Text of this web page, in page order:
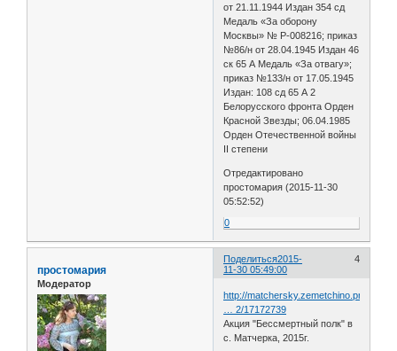
от 21.11.1944 Издан 354 сд
Медаль «За оборону
Москвы» № Р-008216; приказ
№86/н от 28.04.1945 Издан 46
ск 65 А Медаль «За отвагу»;
приказ №133/н от 17.05.1945
Издан: 108 сд 65 А 2
Белорусского фронта Орден
Красной Звезды; 06.04.1985
Орден Отечественной войны
II степени
Отредактировано
простомария (2015-11-30
05:52:52)
0
Поделиться 4
2015-
11-30 05:49:00
простомария
Модератор
http://matchersky.zemetchino.pnzreg.ru/
… 2/17172739
Акция "Бессмертный полк" в
с. Матчерка, 2015г.